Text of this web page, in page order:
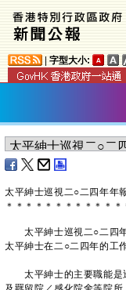
字型大小:
太平紳士巡視二○二四年年
＊ ＊ ＊ ＊ ＊ ＊ ＊ ＊ ＊ ＊ ＊ ＊
太平紳士巡視二○二四年
太平紳士在二○二四年的工作
太平紳士的主要職能是